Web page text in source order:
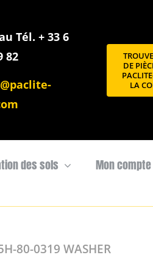
Tél. + 33 6
82
DE
LA
des sols Mon compte
80-0319 WASHER